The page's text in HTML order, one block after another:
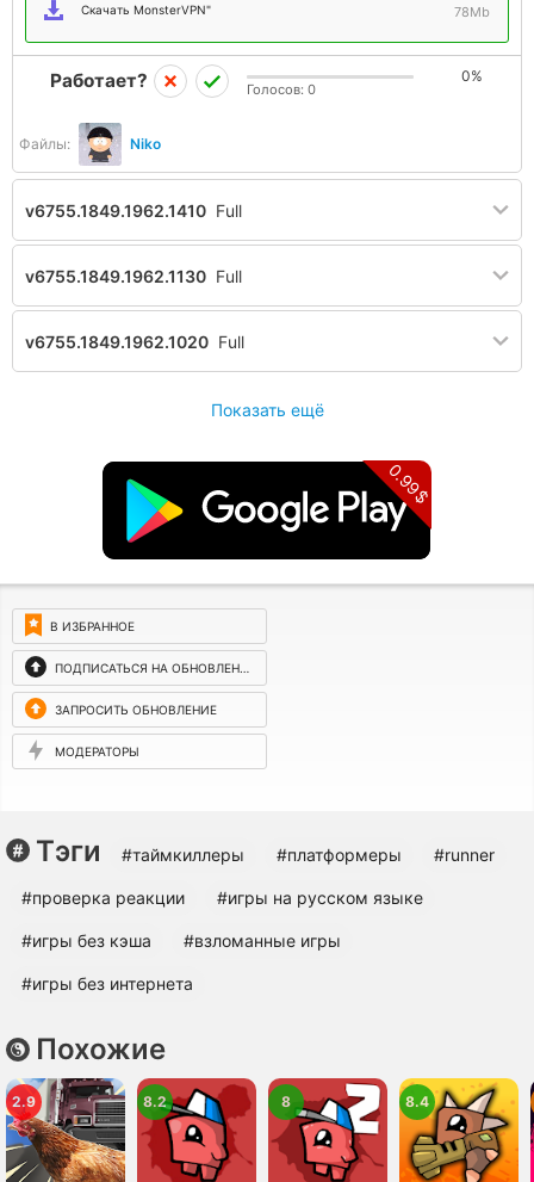
Скачать MonsterVPN" 78Mb
Файлы: Niko
Работает? 0%
Голосов: 0
v6755.1849.1962.1410 Full
v6755.1849.1962.1130 Full
v6755.1849.1962.1020 Full
Показать ещё
0.99$
В ИЗБРАННОЕ
ПОДПИСАТЬСЯ НА ОБНОВЛЕНИЯ
ЗАПРОСИТЬ ОБНОВЛЕНИЕ
МОДЕРАТОРЫ
Тэги #таймкиллеры #платформеры #runner
#проверка реакции #игры на русском языке
#игры без кэша #взломанные игры
#игры без интернета
Похожие
2.9 8.2 8 8.4